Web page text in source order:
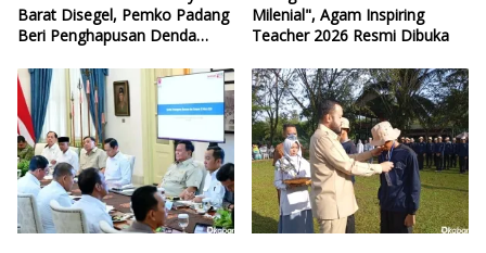
Barat Disegel, Pemko Padang
Beri Penghapusan Denda
Milenial", Agam Inspiring
Teacher 2026 Resmi Dibuka